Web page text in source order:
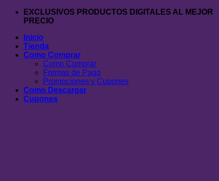
Saltar
EXCLUSIVOS PRODUCTOS DIGITALES AL MEJOR
PRECIO
Inicio
Tienda
Como Comprar
Como Comprar
Formas de Pago
Promociones y Cupones
Como Descargar
Cupones